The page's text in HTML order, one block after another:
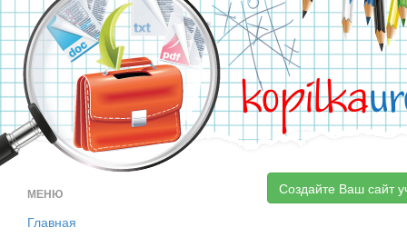
kopilka
МЕНЮ
Главная
Создайте Ваш сайт